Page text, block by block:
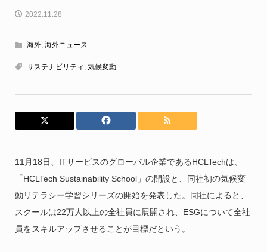
2022.11.28
海外, 海外ニュース
サステナビリティ , 気候変動
11月18日、ITサービスのグローバル企業であるHCLTechは、
「HCLTech Sustainability School」の開設と、同社初の気候変
動リテラシー学習シリーズの開始を発表した。同社によると、
スクールは22万人以上の全社員に展開され、ESGについて全社
員をスキルアップさせることが目標だという。